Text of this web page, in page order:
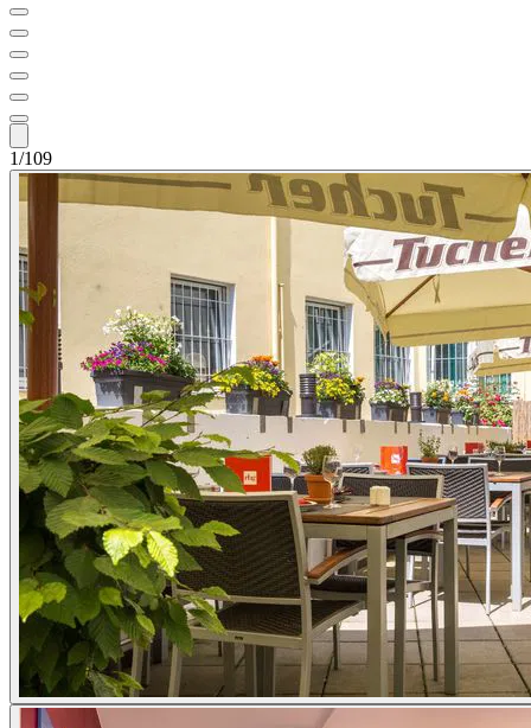
1/109